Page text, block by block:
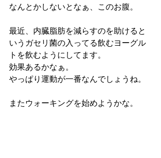
なんとかしないとなぁ、このお腹。
最近、内臓脂肪を減らすのを助けると
いうガセリ菌の入ってる飲むヨーグル
トを飲むようにしてます。
効果あるかなぁ。
やっぱり運動が一番なんでしょうね。
またウォーキングを始めようかな。